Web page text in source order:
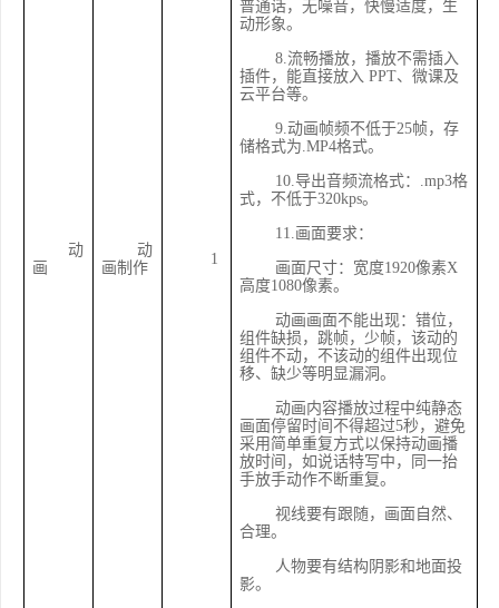
动
画
动
画制作
1
普通话，无噪音，快慢适度，生
动形象。
8.流畅播放，播放不需插入
插件，能直接放入 PPT、微课及
云平台等。
9.动画帧频不低于25帧，存
储格式为.MP4格式。
10.导出音频流格式：.mp3格
式，不低于320kps。
11.画面要求：
画面尺寸：宽度1920像素X
高度1080像素。
动画画面不能出现：错位，
组件缺损，跳帧，少帧，该动的
组件不动，不该动的组件出现位
移、缺少等明显漏洞。
动画内容播放过程中纯静态
画面停留时间不得超过5秒，避免
采用简单重复方式以保持动画播
放时间，如说话特写中，同一抬
手放手动作不断重复。
视线要有跟随，画面自然、
合理。
人物要有结构阴影和地面投
影。